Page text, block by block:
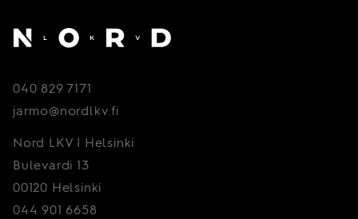
040 829 7171
jarmo@nordlkv.fi
Nord LKV | Helsinki
Bulevardi 13
00120 Helsinki
044 901 6658